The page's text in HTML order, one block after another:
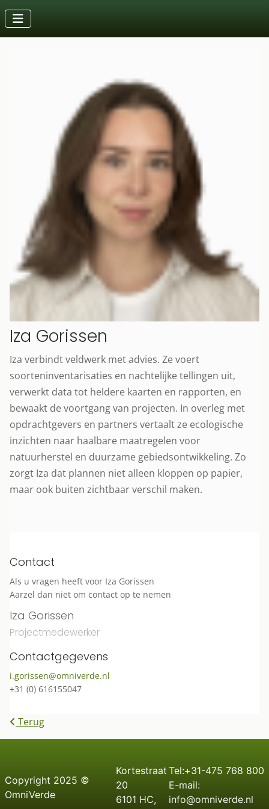
Iza Gorissen
Iza verbindt veldwerk met advies. Ze voert
soorteninventarisaties en nachtelijke tellingen uit,
verwerkt data tot heldere kaarten en rapporten, en
bewaakt de voortgang van projecten. In overleg met
opdrachtgevers en partners vertaalt ze ecologische
inzichten naar haalbare maatregelen voor
natuurherstel en duurzame gebiedsontwikkeling. Zo
zorgt Iza dat plannen niet alleen kloppen op papier,
maar ook buiten zichtbaar verschil maken.
Contact
Als u vragen heeft voor Iza Gorissen
Aarzel dan niet om contact op te nemen
Iza Gorissen
Projectmedewerker
Contactgegevens
i.gorissen@omniverde.nl
+31 (0) 616155047
Terug
Copyright 2025 ©
OmniVerde
Kortestraat
20
6101 HC,
Tel:+31-475 768 800
E-mail:
info@omniverde.nl